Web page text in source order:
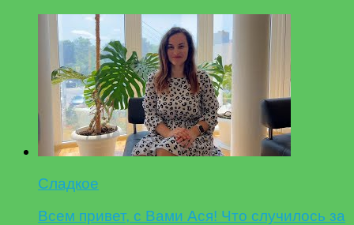
Сладкое
Всем привет, с Вами Ася! Что случилось за